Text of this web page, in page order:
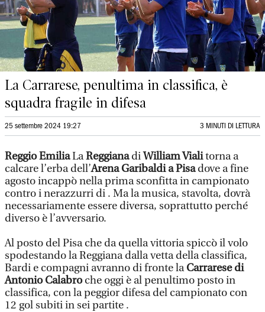
La Carrarese, penultima in classifica, è
squadra fragile in difesa
25 settembre 2024 19:27 3 MINUTI DI LETTURA
Reggio EmiliaLaReggianadiWilliam Vialitorna a
calcare l’erba dell’Arena Garibaldi a Pisadove a fine
agosto incappò nella prima sconfitta in campionato
contro i nerazzurri di . Ma la musica, stavolta, dovrà
necessariamente essere diversa, soprattutto perché
diverso è l’avversario.
Al posto del Pisa che da quella vittoria spiccò il volo
spodestando la Reggiana dalla vetta della classifica,
Bardi e compagni avranno di fronte laCarrarese di
Antonio Calabroche oggi è al penultimo posto in
classifica, con la peggior difesa del campionato con
12 gol subiti in sei partite .